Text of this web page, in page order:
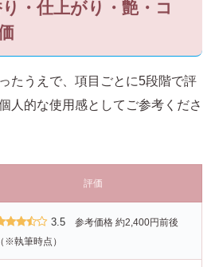
・仕上がり・艶・コ
たうえで、項目ごとに5段階で評
人的な使用感としてご参考くださ
評価
3.5 参考価格 約2,400円前後
（※執筆時点）